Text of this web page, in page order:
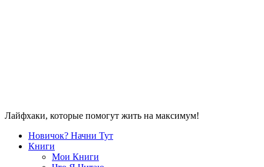
Лайфхаки, которые помогут жить на максимум!
Новичок? Начни Тут
Книги
Мои Книги